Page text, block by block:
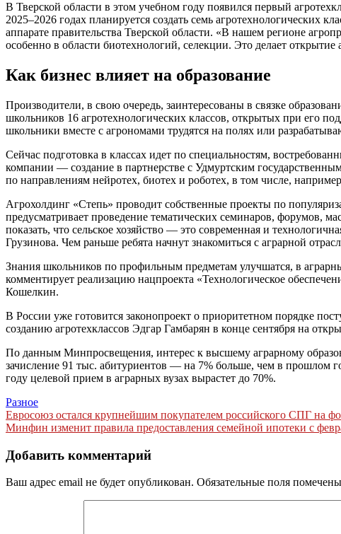
В Тверской области в этом учебном году появился первый
2025–2026 годах планируется создать семь агротехнологических
аппарате правительства Тверской области. «В нашем регионе
особенно в области биотехнологий, селекции. Это делает
Как бизнес влияет на образование
Производители, в свою очередь, заинтересованы в связке
школьников 16 агротехнологических классов, открытых при его
школьники вместе с агрономами трудятся на полях или
Сейчас подготовка в классах идет по специальностям,
компании — создание в партнерстве с Удмуртским
по направлениям нейротех, биотех и роботех, в том числе,
Агрохолдинг «Степь» проводит собственные проекты по
предусматривает проведение тематических семинаров, форумов,
показать, что сельское хозяйство — это современная и
Грузинова. Чем раньше ребята начнут знакомиться с аграрной
Знания школьников по профильным предметам улучшатся, в
комментирует реализацию нацпроекта «Технологическое
Кошелкин.
В России уже готовится законопроект о приоритетном порядке
созданию агротехклассов Эдгар Гамбарян в конце сентября на
По данным Минпросвещения, интерес к высшему аграрному
зачисление 91 тыс. абитуриентов — на 7% больше, чем в прошлом
году целевой прием в аграрных вузах вырастет до 70%.
Разное
Навигация
по
записям
Евросоюз остался крупнейшим покупателем российского СПГ на
Минфин изменит правила предоставления семейной ипотеки с
Добавить комментарий
Ваш адрес email не будет опубликован. Обязательные поля помечены